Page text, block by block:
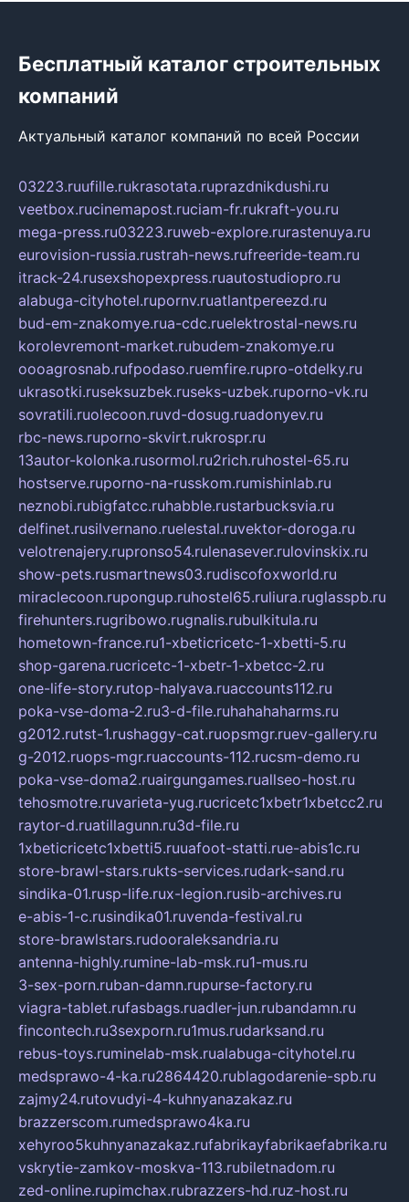
Бесплатный каталог строительных
компаний
Актуальный каталог компаний по всей России
03223.ruufille.rukrasotata.ruprazdnikdushi.ru
veetbox.rucinemapost.ruciam-fr.rukraft-you.ru
mega-press.ru03223.ruweb-explore.rurastenuya.ru
eurovision-russia.rustrah-news.rufreeride-team.ru
itrack-24.rusexshopexpress.ruautostudiopro.ru
alabuga-cityhotel.rupornv.ruatlantpereezd.ru
bud-em-znakomye.rua-cdc.ruelektrostal-news.ru
korolevremont-market.rubudem-znakomye.ru
oooagrosnab.rufpodaso.ruemfire.rupro-otdelky.ru
ukrasotki.ruseksuzbek.ruseks-uzbek.ruporno-vk.ru
sovratili.ruolecoon.ruvd-dosug.ruadonyev.ru
rbc-news.ruporno-skvirt.rukrospr.ru
13autor-kolonka.rusormol.ru2rich.ruhostel-65.ru
hostserve.ruporno-na-russkom.rumishinlab.ru
neznobi.rubigfatcc.ruhabble.rustarbucksvia.ru
delfinet.rusilvernano.ruelestal.ruvektor-doroga.ru
velotrenajery.rupronso54.rulenasever.rulovinskix.ru
show-pets.rusmartnews03.rudiscofoxworld.ru
miraclecoon.rupongup.ruhostel65.ruliura.ruglasspb.ru
firehunters.rugribowo.rugnalis.rubulkitula.ru
hometown-france.ru1-xbeticricetc-1-xbetti-5.ru
shop-garena.rucricetc-1-xbetr-1-xbetcc-2.ru
one-life-story.rutop-halyava.ruaccounts112.ru
poka-vse-doma-2.ru3-d-file.ruhahahaharms.ru
g2012.rutst-1.rushaggy-cat.ruopsmgr.ruev-gallery.ru
g-2012.ruops-mgr.ruaccounts-112.rucsm-demo.ru
poka-vse-doma2.ruairgungames.ruallseo-host.ru
tehosmotre.ruvarieta-yug.rucricetc1xbetr1xbetcc2.ru
raytor-d.ruatillagunn.ru3d-file.ru
1xbeticricetc1xbetti5.ruuafoot-statti.rue-abis1c.ru
store-brawl-stars.rukts-services.rudark-sand.ru
sindika-01.rusp-life.rux-legion.rusib-archives.ru
e-abis-1-c.rusindika01.ruvenda-festival.ru
store-brawlstars.rudooraleksandria.ru
antenna-highly.rumine-lab-msk.ru1-mus.ru
3-sex-porn.ruban-damn.rupurse-factory.ru
viagra-tablet.rufasbags.ruadler-jun.rubandamn.ru
fincontech.ru3sexporn.ru1mus.rudarksand.ru
rebus-toys.ruminelab-msk.rualabuga-cityhotel.ru
medsprawo-4-ka.ru2864420.rublagodarenie-spb.ru
zajmy24.rutovudyi-4-kuhnyanazakaz.ru
brazzerscom.rumedsprawo4ka.ru
xehyroo5kuhnyanazakaz.rufabrikayfabrikaefabrika.ru
vskrytie-zamkov-moskva-113.rubiletnadom.ru
zed-online.rupimchax.rubrazzers-hd.ruz-host.ru